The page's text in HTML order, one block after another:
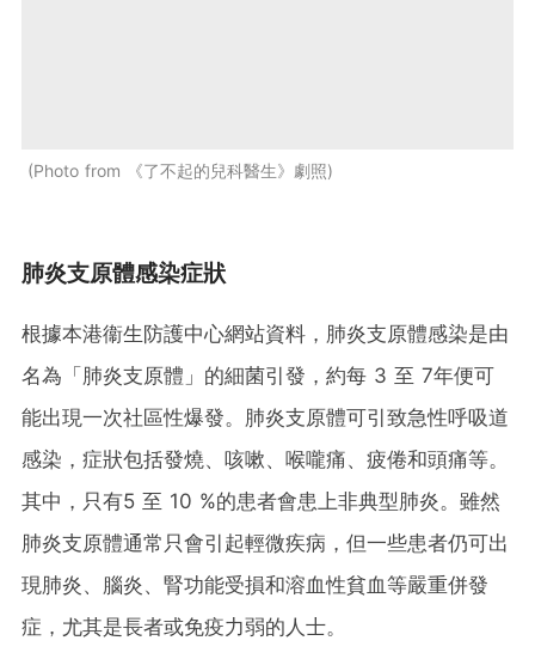
Photo from 《了不起的兒科醫生》劇照
肺炎支原體感染症狀
根據本港衞生防護中心網站資料，肺炎支原體感染是由
名為「肺炎支原體」的細菌引發，約每 3 至 7年便可
能出現一次社區性爆發。肺炎支原體可引致急性呼吸道
感染，症狀包括發燒、咳嗽、喉嚨痛、疲倦和頭痛等。
其中，只有5 至 10 %的患者會患上非典型肺炎。雖然
肺炎支原體通常只會引起輕微疾病，但一些患者仍可出
現肺炎、腦炎、腎功能受損和溶血性貧血等嚴重併發
症，尤其是長者或免疫力弱的人士。